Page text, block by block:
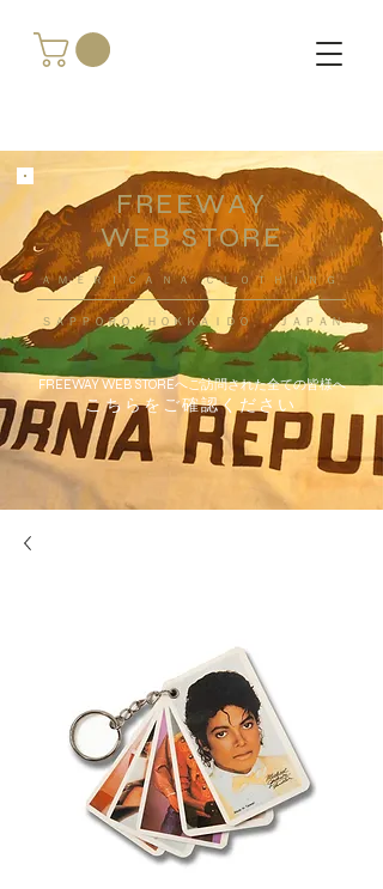
FREEWAY
WEB STORE
​ＡＭＥＲＩＣＡＮＡ ＣＬＯＴＨＩＮＧ
ＳＡＰＰＯＲＯ ＨＯＫＫＡＩＤＯ ，ＪＡＰＡＮ
FREEWAY WEB STOREへご訪問された全ての皆様へ
こちらをご確認ください